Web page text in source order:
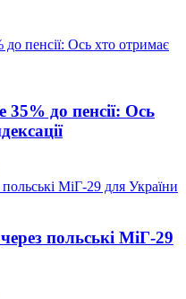
до пенсії: Ось
польські МіГ-29